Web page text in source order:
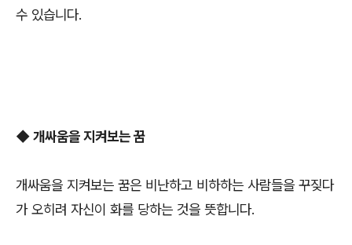
수 있습니다.
◆개싸움을 지켜보는 꿈
개싸움을 지켜보는 꿈은 비난하고 비하하는 사람들을 꾸짖다
가 오히려 자신이 화를 당하는 것을 뜻합니다.